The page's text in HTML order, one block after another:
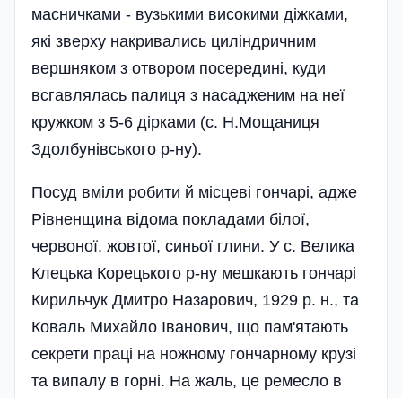
масничками - вузькими високими діжками,
які зверху накривались циліндричним
вершняком з отвором посередині, куди
всгавлялась палиця з насадженим на неї
кружком з 5-6 дірками (с. Н.Мощаниця
Здолбунівського р-ну).
Посуд вміли робити й місцеві гончарі, адже
Рівненщина відома покладами білої,
червоної, жовтої, синьої глини. У с. Велика
Клецька Корецького р-ну мешкають гончарі
Кирильчук Дмитро Назарович, 1929 р. н., та
Коваль Михайло Іванович, що пам'ятають
секрети праці на ножному гончарному крузі
та випалу в горні. На жаль, це ремесло в